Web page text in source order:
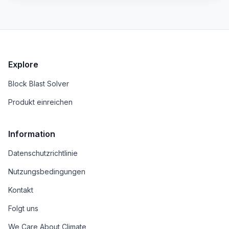
Explore
Block Blast Solver
Produkt einreichen
Information
Datenschutzrichtlinie
Nutzungsbedingungen
Kontakt
Folgt uns
We Care About Climate